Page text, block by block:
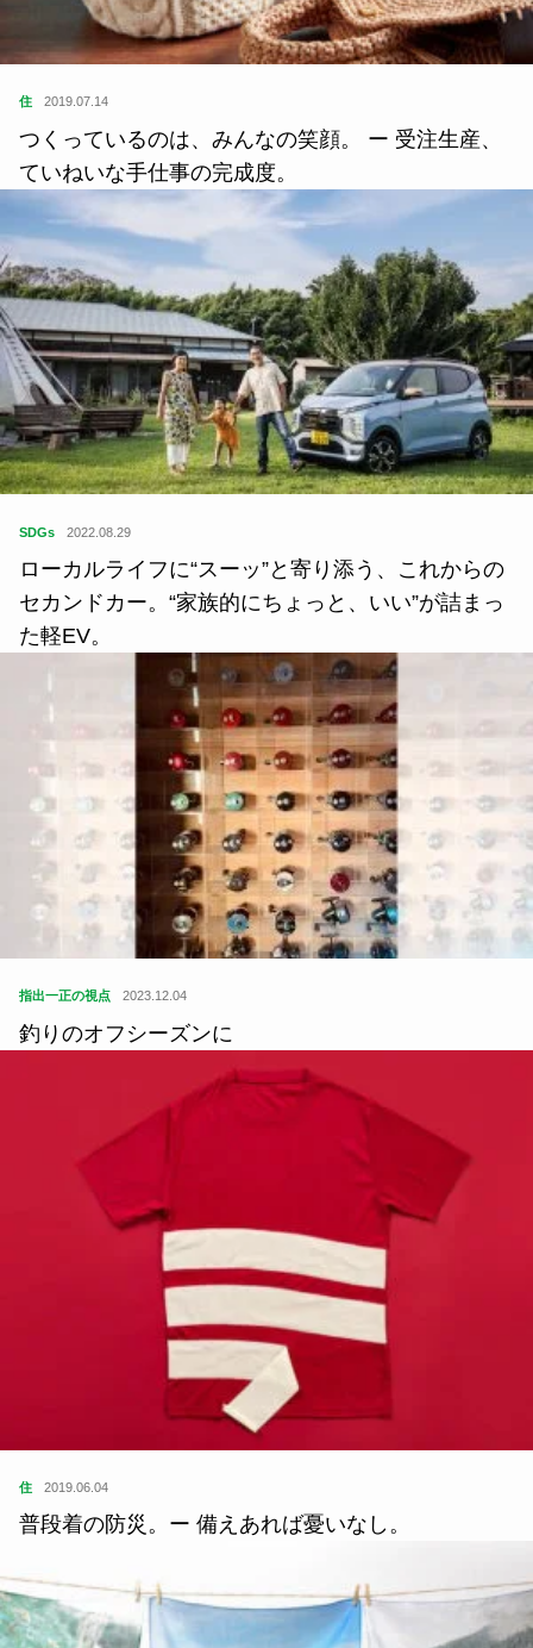
住 2019.07.14
つくっているのは、みんなの笑顔。 ー 受注生産、
ていねいな手仕事の完成度。
SDGs 2022.08.29
ローカルライフに“スーッ”と寄り添う、これからの
セカンドカー。“家族的にちょっと、いい”が詰まっ
た軽EV。
指出一正の視点 2023.12.04
釣りのオフシーズンに
住 2019.06.04
普段着の防災。ー 備えあれば憂いなし。